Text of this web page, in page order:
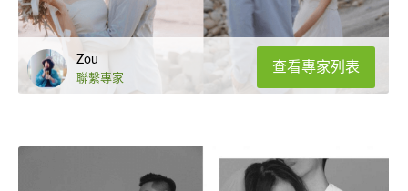
Zou
聯繫專家
查看專家列表